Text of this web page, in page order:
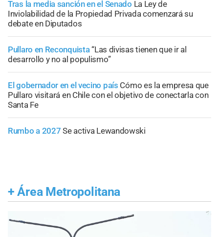
Tras la media sanción en el Senado La Ley de
Inviolabilidad de la Propiedad Privada comenzará su
debate en Diputados
Pullaro en Reconquista“Las divisas tienen que ir al
desarrollo y no al populismo”
El gobernador en el vecino país Cómo es la empresa que
Pullaro visitará en Chile con el objetivo de conectarla con
Santa Fe
Rumbo a 2027 Se activa Lewandowski
+ Área Metropolitana